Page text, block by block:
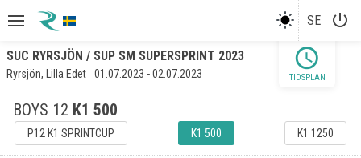
SE power_settings_new
SUC RYRSJÖN / SUP SM SUPERSPRINT 2023
Ryrsjön, Lilla Edet 01.07.2023 - 02.07.2023
BOYS 12 K1 500
P12 K1 SPRINTCUP K1 500 K1 1250
schedule
TIDSPLAN